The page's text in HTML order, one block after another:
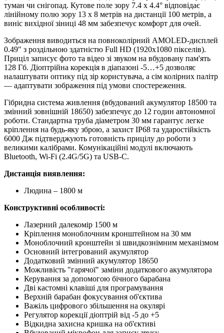
туман чи снігопад. Кутове поле зору 7.4 x 4.4° відповідає
лінійному полю зору 13 x 8 метрів на дистанції 100 метрів, а
виніс вихідної зіниці 48 мм забезпечує комфорт для очей.
Зображення виводиться на повноколірний AMOLED-дисплей
0.49" з роздільною здатністю Full HD (1920x1080 пікселів).
Приціл записує фото та відео зі звуком на вбудовану пам'ять
128 Гб. Діоптрійна корекція в діапазоні -5…+5 дозволяє
налаштувати оптику під зір користувача, а сім колірних палітр
— адаптувати зображення під умови спостереження.
Гібридна система живлення (вбудований акумулятор 18500 та
змінний зовнішній 18650) забезпечує до 12 годин автономної
роботи. Стандартна труба діаметром 30 мм гарантує легке
кріплення на будь-яку зброю, а захист IP68 та ударостійкість
6000 Дж підтверджують готовність прицілу до роботи з
великими калібрами. Комунікаційні модулі включають
Bluetooth, Wi-Fi (2.4G/5G) та USB-C.
Дистанція виявлення:
Людина – 1800 м
Конструктивні особливості:
Лазерний далекомір 1500 м
Кріплення моноблочним кронштейном на 30 мм
Моноблочний кронштейн зі швидкознімним механізмом
Основний інтегрований акумулятор
Додатковий змінний акумулятор 18650
Можливість "гарячої" заміни додаткового акумулятора
Керування за допомогою бічного барабана
Дві кастомні клавіші для програмування
Верхній барабан фокусування об'єктива
Важіль цифрового збільшення на окулярі
Регулятор корекції діоптрій від -5 до +5
Відкидна захисна кришка на об'єктиві